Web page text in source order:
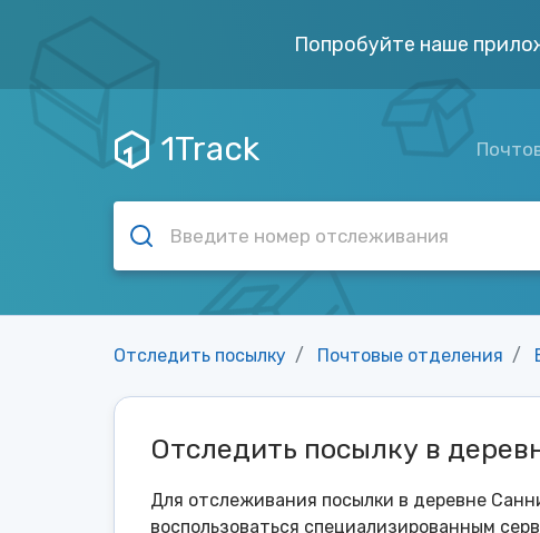
Попробуйте наше
1Track
Отследить посылку Почтовые отделения
Отследить посылку в
Для отслеживания посылки в деревне
воспользоваться специализированным